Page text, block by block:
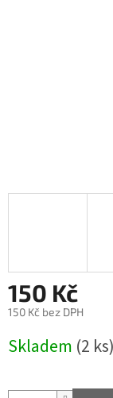
150 Kč
150 Kč bez DPH
cena:
Skladem (2 ks)